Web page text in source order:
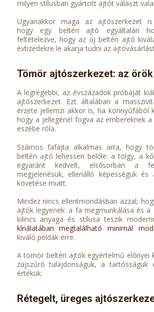
milyen stílusban gyártott ajtót választ
Ugyanakkor maga az ajtószerkezet is
hogy egy beltéri ajtó egyáltalán
feltételezve, hogy az új beltéri ajtó
évtizedekre le akarja tudni az
Tömör ajtószerkezet: az
A legrégebbi, az évszázadok próbáját
ajtószerkezet. Ezt általában a
érzete jellemzi akkor is, ha könnyűfából
hogy a jellegénél fogva az embereknek
eszébe róla.
Számos fafajta alkalmas arra, hogy
beltéri ajtó lehessen belőle: a tölgy, a
egyaránt kedvelt, elsősorban a
megjelenésük, ellenálló képességük és
követése miatt.
Mindez nincs ellentmondásban azzal,
ajtók legyenek: a fa megmunkálása és a
kilincs anyaga és stílusa teszik
kínálatában megtalálható minimál
kiváló példák erre.
A tömör beltéri ajtók egyértelmű előnyei
zajszűrő tulajdonságuk, a tartósságuk
értékük.
Rétegelt, üreges